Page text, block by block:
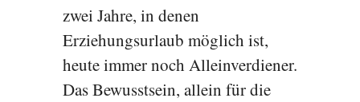
zwei Jahre, in denen
Erziehungsurlaub möglich ist,
heute immer noch Alleinverdiener.
Das Bewusstsein, allein für die